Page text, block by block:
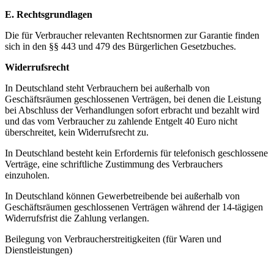
E. Rechtsgrundlagen
Die für Verbraucher relevanten Rechtsnormen zur Garantie finden
sich in den §§ 443 und 479 des Bürgerlichen Gesetzbuches.
Widerrufsrecht
In Deutschland steht Verbrauchern bei außerhalb von
Geschäftsräumen geschlossenen Verträgen, bei denen die Leistung
bei Abschluss der Verhandlungen sofort erbracht und bezahlt wird
und das vom Verbraucher zu zahlende Entgelt 40 Euro nicht
überschreitet, kein Widerrufsrecht zu.
In Deutschland besteht kein Erfordernis für telefonisch geschlossene
Verträge, eine schriftliche Zustimmung des Verbrauchers
einzuholen.
In Deutschland können Gewerbetreibende bei außerhalb von
Geschäftsräumen geschlossenen Verträgen während der 14-tägigen
Widerrufsfrist die Zahlung verlangen.
Beilegung von Verbraucherstreitigkeiten (für Waren und
Dienstleistungen)